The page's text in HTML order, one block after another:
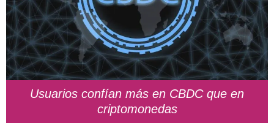
Usuarios confían más en CBDC que en
criptomonedas